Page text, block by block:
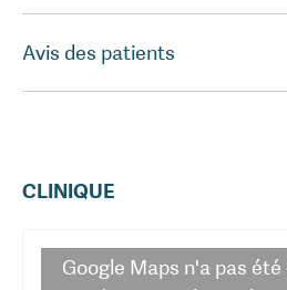
Avis des patients
CLINIQUE
Google Maps n'a pas